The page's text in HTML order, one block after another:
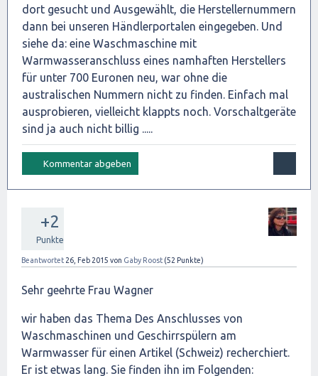
dort gesucht und Ausgewählt, die Herstellernummern
dann bei unseren Händlerportalen eingegeben. Und
siehe da: eine Waschmaschine mit
Warmwasseranschluss eines namhaften Herstellers
für unter 700 Euronen neu, war ohne die
australischen Nummern nicht zu finden. Einfach mal
ausprobieren, vielleicht klappts noch. Vorschaltgeräte
sind ja auch nicht billig .....
+2
Punkte
Beantwortet 26, Feb 2015 von Gaby Roost (52 Punkte)
Sehr geehrte Frau Wagner
wir haben das Thema Des Anschlusses von
Waschmaschinen und Geschirrspülern am
Warmwasser für einen Artikel (Schweiz) recherchiert.
Er ist etwas lang. Sie finden ihn im Folgenden: